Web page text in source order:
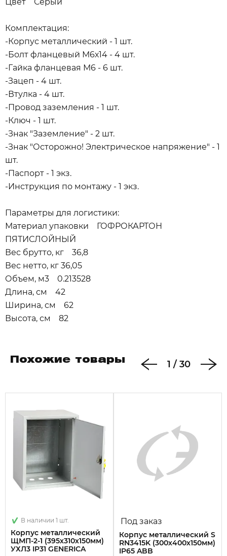
Комплектация:
-Корпус металлический - 1 шт.
-Болт фланцевый М6х14 - 4 шт.
-Гайка фланцевая М6 - 6 шт.
-Зацеп - 4 шт.
-Втулка - 4 шт.
-Провод заземления - 1 шт.
-Ключ - 1 шт.
-Знак "Заземление" - 2 шт.
-Знак "Осторожно! Электрическое напряжение" - 1
шт.
-Паспорт - 1 экз.
-Инструкция по монтажу - 1 экз.
Параметры для логистики:
Материал упаковки ГОФРОКАРТОН
ПЯТИСЛОЙНЫЙ
Вес брутто, кг 36,8
Вес нетто, кг 36,05
Объем, м3 0.213528
Длина, см 42
Ширина, см 62
Высота, см 82
Похожие товары 1 / 30
В наличии 1 шт.
Корпус металлический
ЩМП-2-1 (395х310х150мм)
УХЛ3 IP31 GENERICA
Под заказ
Корпус металлический S
RN3415K (300х400х150мм)
IP65 ABB